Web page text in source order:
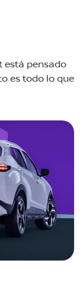
está pensado
es todo lo que